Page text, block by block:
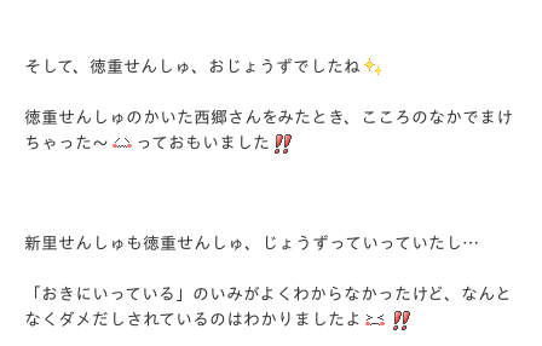
そして、徳重せんしゅ、おじょうずでしたね
徳重せんしゅのかいた西郷さんをみたとき、
こころのなかでまけ
ちゃった～
っておもいました
新里せんしゅも徳重せんしゅ、じょうずっていっていたし…
「おきにいっている」のいみがよくわからなかったけど、 なんと
なくダメだしされているのはわかりましたよ